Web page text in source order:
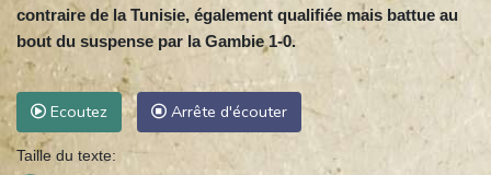
contraire de la Tunisie, également qualifiée mais battue au
bout du suspense par la Gambie 1-0.
Ecoutez Arrête d'écouter
Taille du texte: